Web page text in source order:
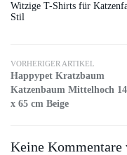
Witzige T-Shirts für
Stil
VORHERIGER ARTIKEL
Happypet Kratzbaum
Katzenbaum Mittelhoch
x 65 cm Beige
Keine Kommentare